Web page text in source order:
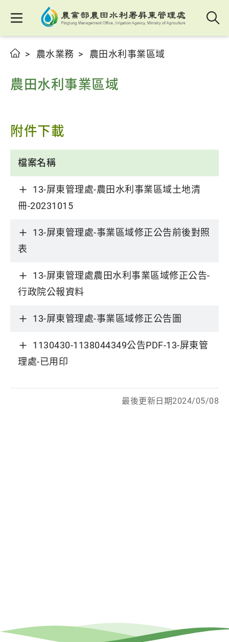
農水業務 農田水利事業區域
農田水利事業區域
附件下載
檔案名稱
13-屏東管理處-農田水利事業區域土地清
冊-20231015
13-屏東管理處-事業區域修正公告前後對照
表
13-屏東管理處農田水利事業區域修正公告-
行政院公報資料
13-屏東管理處-事業區域修正公告圖
1130430-1138044349公告PDF-13-屏東管
理處-已用印
最後更新日期2024/05/08